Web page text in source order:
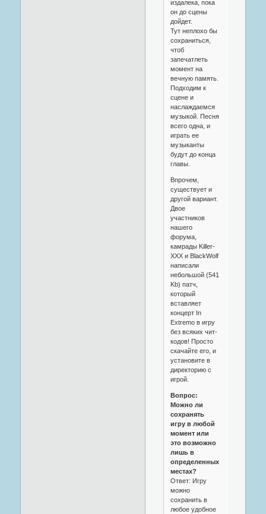
издалека, пока
он до сцены
дойдет.
Тут неплохо бы
сохраниться,
чтоб
запечатлеть
момент на
вечную память.
Подходим к
сцене и
наслаждаемся
музыкой. Песня
всего одна, и
играть ее
музыканты
будут до конца
главы.
Впрочем,
существует и
другой вариант.
Двое
участников
нашего
форума,
камрады Killer-
XXX и BlackWolf
написали
небольшой (541
Kb) патч,
который
вставляет
концерт In
Extremo в игру
без всяких чит-
кодов! Просто
скачайте его, и
установите в
директорию с
игрой.
Вопрос:
Можно ли
сохранять
игру в любой
момент или
это возможно
лишь в
определенных
местах?
Ответ: Игру
можно
сохранить в
любое удобное